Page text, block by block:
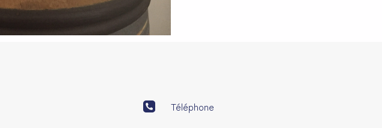
Téléphone